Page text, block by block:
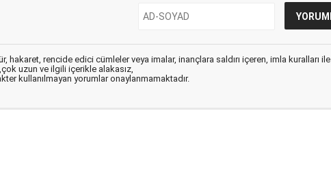
hakaret, rencide edici cümleler veya imalar, inançlara saldırı içeren, imla kuralları ile
uzun ve ilgili içerikle alakasız,
kullanılmayan yorumlar onaylanmamaktadır.